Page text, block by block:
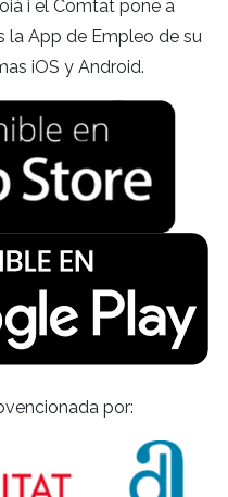
i el Comtat pone a
App de Empleo de su
iOS y Android.
por: